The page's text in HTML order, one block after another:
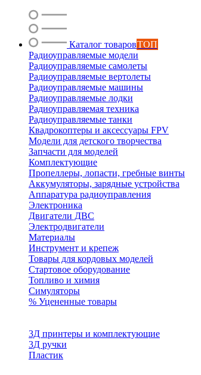
Каталог товаровТОП
Радиоуправляемые модели
Радиоуправляемые самолеты
Радиоуправляемые вертолеты
Радиоуправляемые машины
Радиоуправляемые лодки
Радиоуправляемая техника
Радиоуправляемые танки
Квадрокоптеры и аксессуары FPV
Модели для детского творчества
Запчасти для моделей
Комплектующие
Пропеллеры, лопасти, гребные винты
Аккумуляторы, зарядные устройства
Аппаратура радиоуправления
Электроника
Двигатели ДВС
Электродвигатели
Материалы
Инструмент и крепеж
Товары для кордовых моделей
Стартовое оборудование
Топливо и химия
Симуляторы
% Уцененные товары
3Д принтеры и комплектующие
3Д ручки
Пластик